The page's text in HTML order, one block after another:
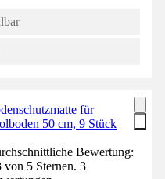
für
50 cm, 9 Stück
Bewertung:
von 5 Sternen. 3